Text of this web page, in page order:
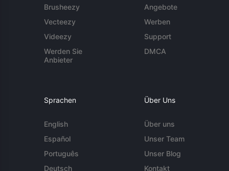
Brusheezy
Vecteezy
Videezy
Werden Sie
Anbieter
Angebote
Werben
Support
DMCA
Sprachen
English
Español
Português
Deutsch
Über Uns
Über uns
Unser Team
Unser Blog
Kontakt